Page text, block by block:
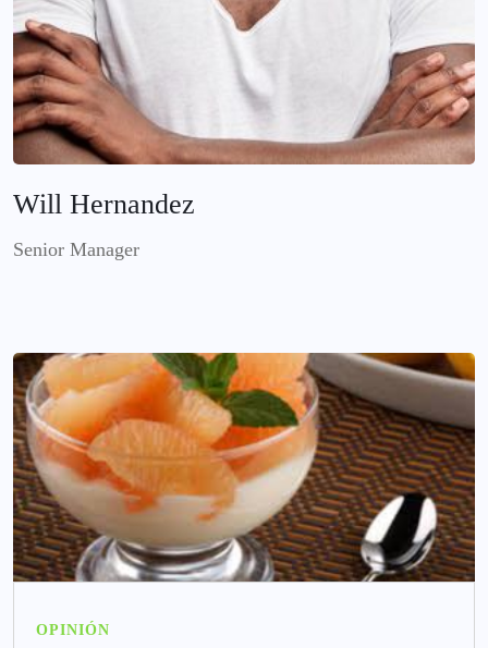
Will Hernandez
Senior Manager
OPINIÓN